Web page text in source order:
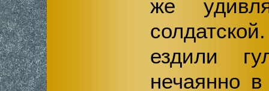
же
ездили
нечаянно